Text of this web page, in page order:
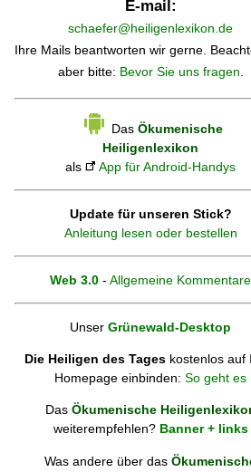
E-mail:
schaefer@heiligenlexikon.de
Ihre Mails beantworten wir gerne.
aber bitte: Bevor Sie uns fragen.
Das Ökumenische
Heiligenlexikon
als
App für Android-Handys
Update für unseren Stick?
Anleitung lesen oder bestellen
Web 3.0 - Allgemeine Kommentare
Unser Grünewald-Desktop
Die Heiligen des Tages kostenlos auf
Homepage einbinden: So geht es
Das Ökumenische
weiterempfehlen? Banner + links
Was andere über das